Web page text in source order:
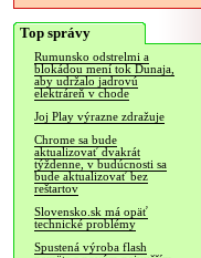
Top správy
Rumunsko odstrelmi a
blokádou mení tok Dunaja,
aby udržalo jadrovú
elektráreň v chode
Joj Play výrazne zdražuje
Chrome sa bude
aktualizovať dvakrát
týždenne, v budúcnosti sa
bude aktualizovať bez
reštartov
Slovensko.sk má opäť
technické problémy
Spustená výroba flash